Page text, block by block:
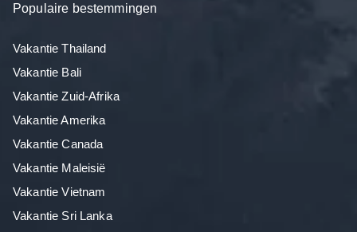
Populaire bestemmingen
Vakantie Thailand
Vakantie Bali
Vakantie Zuid-Afrika
Vakantie Amerika
Vakantie Canada
Vakantie Maleisië
Vakantie Vietnam
Vakantie Sri Lanka